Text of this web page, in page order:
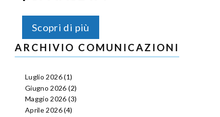
Scopri di più
ARCHIVIO COMUNICAZIONI
Luglio 2026(1)
Giugno 2026 (2)
Maggio 2026 (3)
Aprile 2026(4)